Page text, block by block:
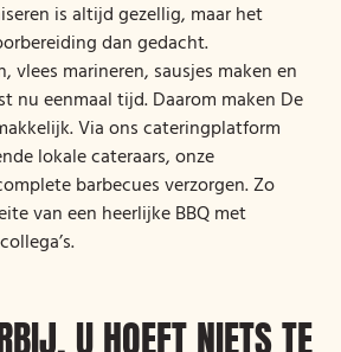
is altijd gezellig, maar het
dan gedacht.
vlees marineren, sausjes maken en
nu eenmaal tijd. Daarom maken De
Via ons cateringplatform
lokale cateraars, onze
barbecues verzorgen. Zo
van een heerlijke BBQ met
U HOEFT NIETS TE